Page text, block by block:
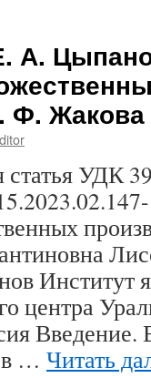
В.
Н.
мысли
в
обско-
языках
А.
Ф. Жакова
УДК
Институт
центра
Введение.
в … Читать